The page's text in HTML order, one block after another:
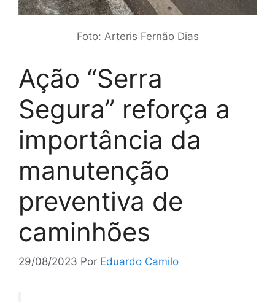
Foto: Arteris Fernão Dias
Ação “Serra
Segura” reforça a
importância da
manutenção
preventiva de
caminhões
29/08/2023 Por Eduardo Camilo